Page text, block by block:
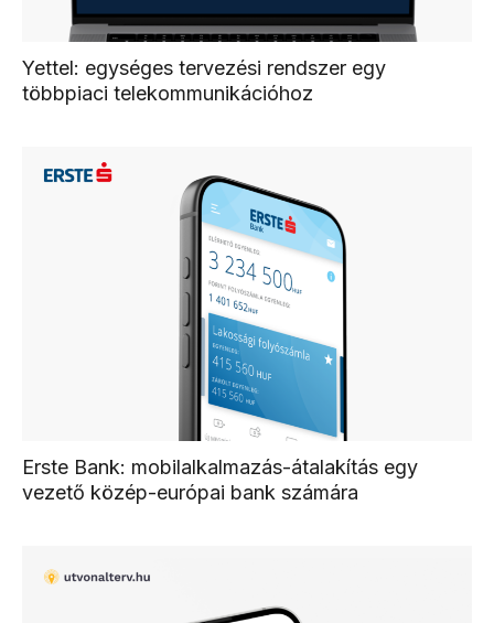
Yettel: egységes tervezési rendszer egy
többpiaci telekommunikációhoz
Erste Bank: mobilalkalmazás-átalakítás egy
vezető közép-európai bank számára